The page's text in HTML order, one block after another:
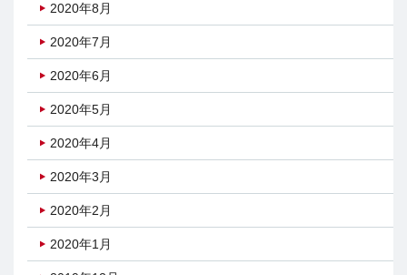
2020年8月
2020年7月
2020年6月
2020年5月
2020年4月
2020年3月
2020年2月
2020年1月